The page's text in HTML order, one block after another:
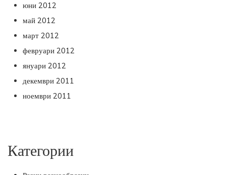
юни 2012
май 2012
март 2012
февруари 2012
януари 2012
декември 2011
ноември 2011
Категории